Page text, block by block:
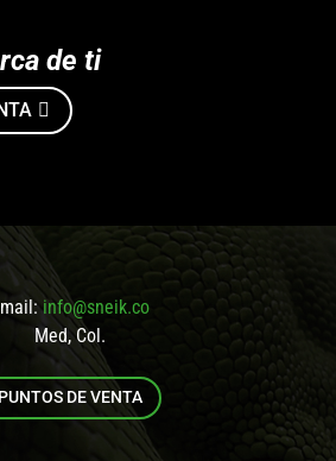
de ti
info@sneik.co
Med, Col.
PUNTOS DE VENTA